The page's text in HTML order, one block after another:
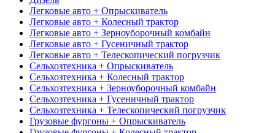
Легковые авто + Опрыскиватель
Легковые авто + Колесный трактор
Легковые авто + Зерноуборочный комбайн
Легковые авто + Гусеничный трактор
Легковые авто + Телескопический погрузчик
Сельхозтехника + Опрыскиватель
Сельхозтехника + Колесный трактор
Сельхозтехника + Зерноуборочный комбайн
Сельхозтехника + Гусеничный трактор
Сельхозтехника + Телескопический погрузчик
Грузовые фургоны + Опрыскиватель